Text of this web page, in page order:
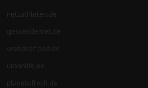
netzathleten.de
gesuendernet.de
worldsoffood.de
urbanlife.de
planetoftech.de